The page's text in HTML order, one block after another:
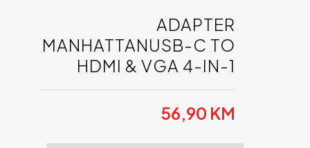
ADAPTER
MANHATTANUSB-C TO
HDMI & VGA 4-IN-1
56,90 KM